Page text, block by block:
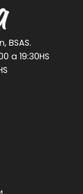
BSAS.
a 19:30HS